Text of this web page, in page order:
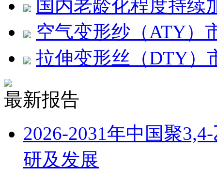
国内老龄化程度持续
空气变形纱（ATY）
拉伸变形丝（DTY）
最新报告
2026-2031年中国聚
研及发展